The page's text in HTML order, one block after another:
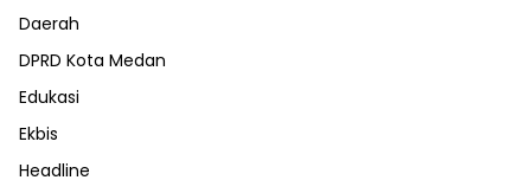
Daerah
DPRD Kota Medan
Edukasi
Ekbis
Headline